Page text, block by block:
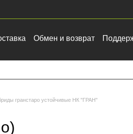
Обмен и возврат
гранстаро устойчивые НК "ГРАН"